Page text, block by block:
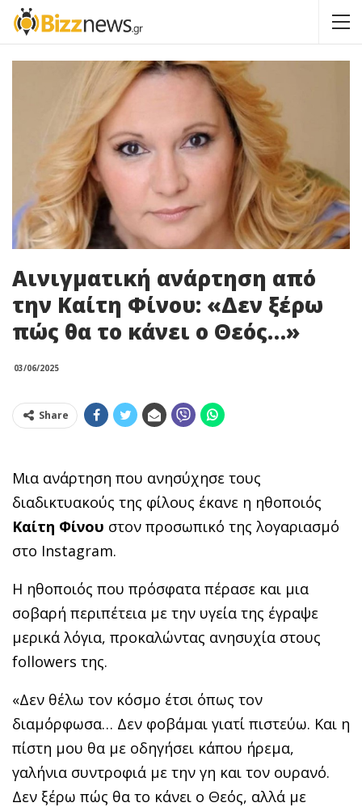
Αινιγματική ανάρτηση από
την Καίτη Φίνου: «Δεν ξέρω
πώς θα το κάνει ο Θεός…»
03/06/2025
Share
Μια ανάρτηση που ανησύχησε τους
διαδικτυακούς της φίλους έκανε η ηθοποιός
Καίτη Φίνου στον προσωπικό της λογαριασμό
στο Instagram.
Η ηθοποιός που πρόσφατα πέρασε και μια
σοβαρή περιπέτεια με την υγεία της έγραψε
μερικά λόγια, προκαλώντας ανησυχία στους
followers της.
«Δεν θέλω τον κόσμο έτσι όπως τον
διαμόρφωσα… Δεν φοβάμαι γιατί πιστεύω. Και η
πίστη μου θα με οδηγήσει κάπου ήρεμα,
γαλήνια συντροφιά με την γη και τον ουρανό.
Δεν ξέρω πώς θα το κάνει ο Θεός, αλλά με